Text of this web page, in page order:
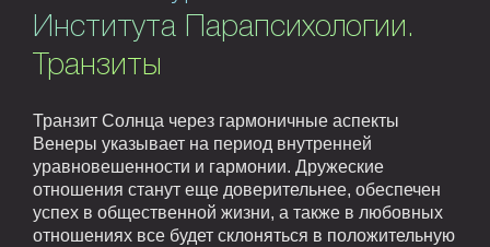
Института Парапсихологии.
Транзиты
Транзит Солнца через гармоничные аспекты
Венеры указывает на период внутренней
уравновешенности и гармонии. Дружеские
отношения станут еще доверительнее, обеспечен
успех в общественной жизни, а также в любовных
отношениях все будет склоняться в положительную